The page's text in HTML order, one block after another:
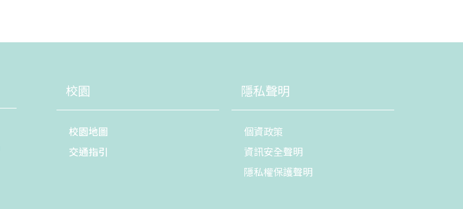
校園
校園地圖
交通指引
隱私聲明
個資政策
資訊安全聲明
隱私權保護聲明